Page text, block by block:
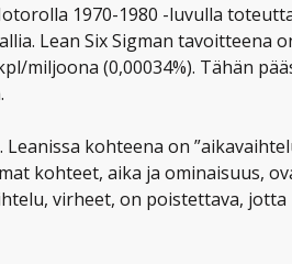
1970-1980 -luvulla
Lean Six Sigman tavoitteena
miljoona (0,00034%). Tähän
kohteena on
kohteet, aika ja ominaisuus,
virheet, on poistettava, jotta